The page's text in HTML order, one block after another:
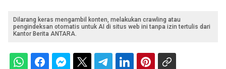
Dilarang keras mengambil konten, melakukan crawling atau
pengindeksan otomatis untuk AI di situs web ini tanpa izin tertulis dari
Kantor Berita ANTARA.